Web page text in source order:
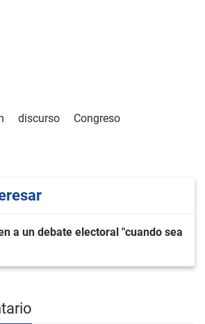
discurso
Congreso
a un debate electoral "cuando sea